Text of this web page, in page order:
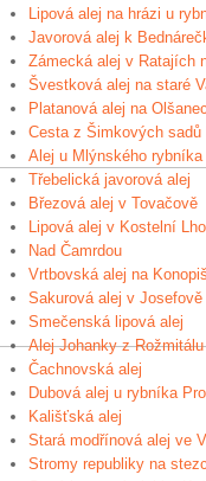
Lipová alej na hrázi u
Javorová alej k
Zámecká alej v Ratajích
Švestková alej na staré
Platanová alej na
Cesta z Šimkových
Alej u Mlýnského rybníka
Třebelická javorová alej
Březová alej v Tovačově
Lipová alej v Kostelní
Nad Čamrdou
Vrtbovská alej na
Sakurová alej v Josefově
Smečenská lipová alej
Alej Johanky z Rožmitálu
Čachnovská alej
Dubová alej u rybníka
Kališťská alej
Stará modřínová alej ve
Stromy republiky na